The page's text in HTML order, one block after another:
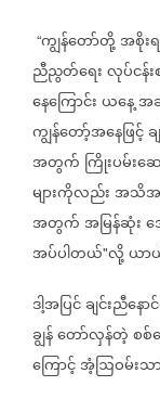
“ကျွန်တော်တို့အစိုး
ညီညွတ်ရေးလုပ်ငန်
နေကြောင်းယနေ့အ
ကျွန်တော့်အနေဖြင့်
အတွက် ကြိုးပမ်း
များကိုလည်းအသိအ
အတွက်အမြန်ဆုံး
အပ်ပါတယ်"လို့ယာ
ဒါ့အပြင်ချင်းညီနေ
ချွန်တော်လှန်တဲ့စစ်
ကြောင့်အံ့ဩဝမ်း